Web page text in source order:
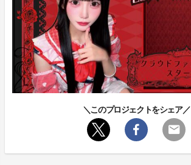
＼このプロジェクトをシェア／